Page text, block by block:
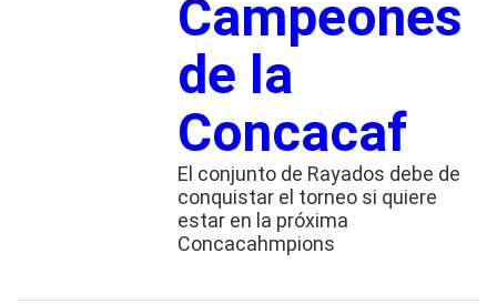
Campeones
de la
Concacaf
El conjunto de Rayados debe de
conquistar el torneo si quiere
estar en la próxima
Concacahmpions